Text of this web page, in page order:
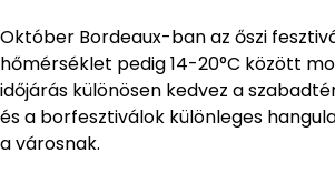
Október Bordeaux-ban az őszi
hőmérséklet pedig 14-20°C között
időjárás különösen kedvez a
és a borfesztiválok különleges
a városnak.